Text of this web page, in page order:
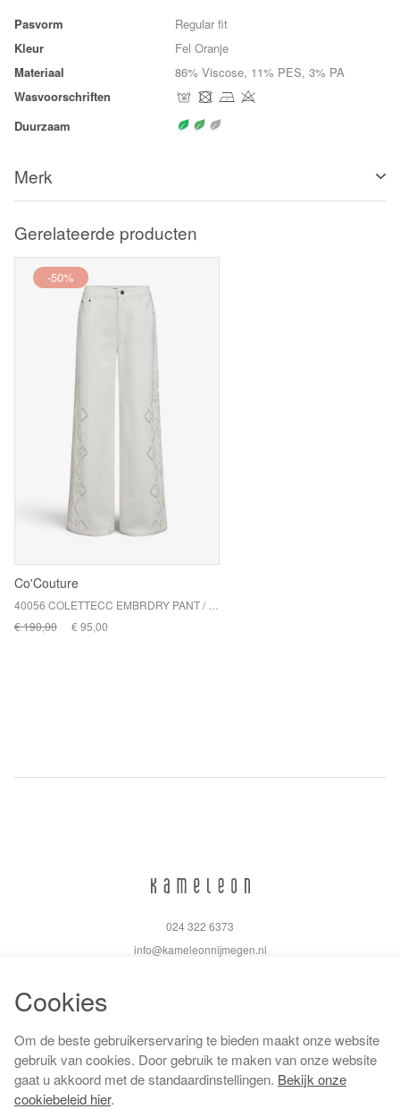
Pasvorm
Regular fit
Kleur
Fel Oranje
Materiaal
86% Viscose, 11% PES, 3% PA
Wasvoorschriften
Duurzaam
Merk
Gerelateerde producten
-50%
Co'Couture
€ 190,00
€ 95,00
024 322 6373
info@kameleonnijmegen.nl
Algemene voorwaarden
Privacy policy
Cookiebeleid
Cookies
Om de beste gebruikerservaring te bieden maakt onze website
gebruik van cookies. Door gebruik te maken van onze website
gaat u akkoord met de standaardinstellingen. Bekijk onze
cookiebeleid hier.